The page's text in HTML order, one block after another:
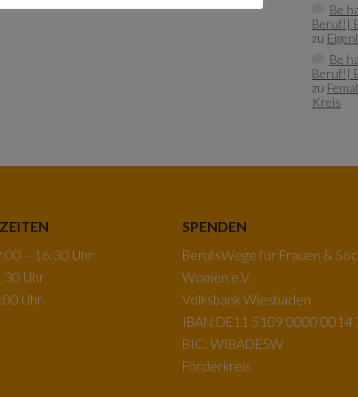
Be
Beruf!|
zu
Be
Beruf!|
zu
Kreis
– 16:30 Uhr
Uhr
Uhr
SPENDEN
BerufsWege für Frauen &
Women e.V.
Volksbank Wiesbaden
IBAN:DE11 5109 0000 0014
BIC: WIBADE5W
Förderkreis